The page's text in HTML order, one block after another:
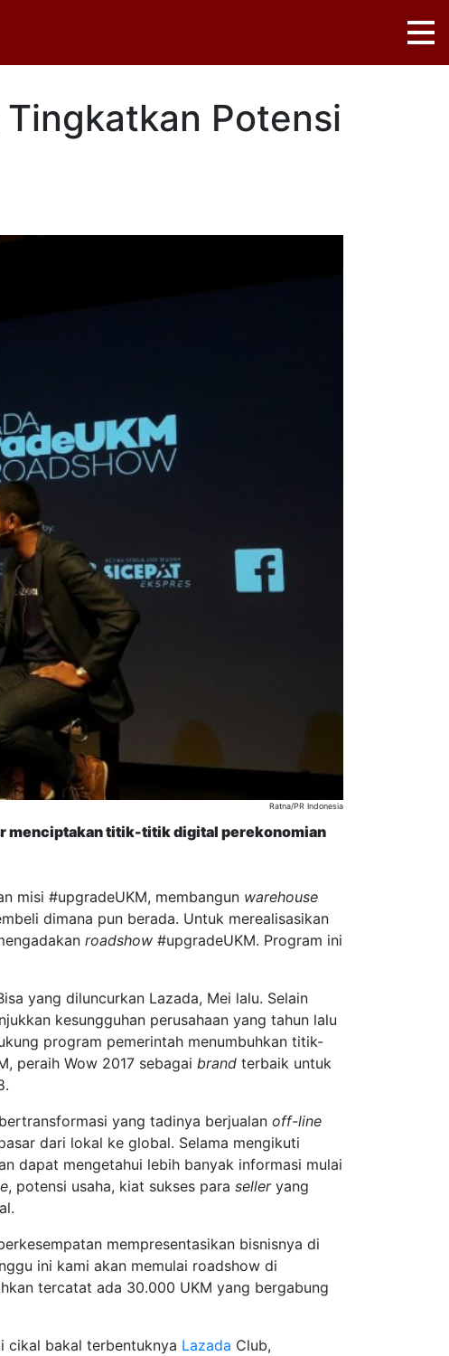
Potensi
Ratna/PR Indonesia
menciptakan titik-titik digital perekonomian
misi #upgradeUKM, membangun warehouse
dimana pun berada. Untuk merealisasikan
roadshow #upgradeUKM. Program ini
yang diluncurkan Lazada, Mei lalu. Selain
kesungguhan perusahaan yang tahun lalu
program pemerintah menumbuhkan titik-
peraih Wow 2017 sebagai brand terbaik untuk
yang tadinya berjualan off-line
dari lokal ke global. Selama mengikuti
dapat mengetahui lebih banyak informasi mulai
, potensi usaha, kiat sukses para selleryang
mempresentasikan bisnisnya di
ini kami akan memulai roadshow di
tercatat ada 30.000 UKM yang bergabung
cikal bakal terbentuknya Lazada Club,